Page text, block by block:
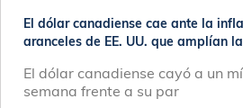
El dólar canadiense cae ante la
aranceles de EE. UU. que amplían
El dólar canadiense cayó a un
semana frente a su par